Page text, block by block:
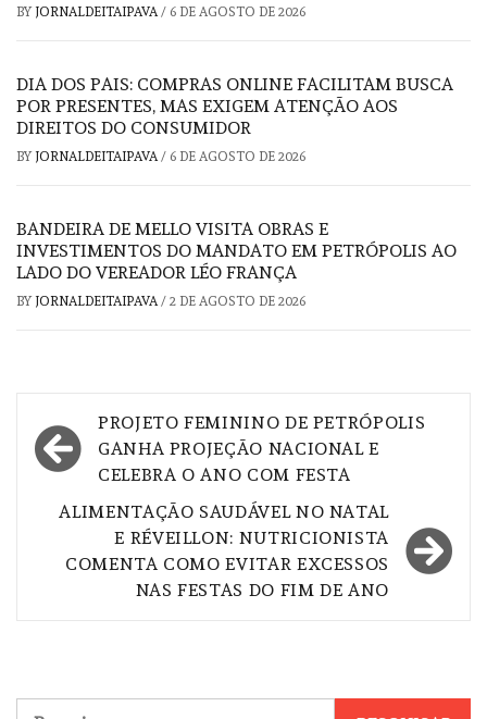
BY JORNALDEITAIPAVA/ 6 DE AGOSTO DE 2026
DIA DOS PAIS: COMPRAS ONLINE FACILITAM BUSCA
POR PRESENTES, MAS EXIGEM ATENÇÃO AOS
DIREITOS DO CONSUMIDOR
BY JORNALDEITAIPAVA/ 6 DE AGOSTO DE 2026
BANDEIRA DE MELLO VISITA OBRAS E
INVESTIMENTOS DO MANDATO EM PETRÓPOLIS AO
LADO DO VEREADOR LÉO FRANÇA
BY JORNALDEITAIPAVA/ 2 DE AGOSTO DE 2026
Navegação
de
PROJETO FEMININO DE PETRÓPOLIS
GANHA PROJEÇÃO NACIONAL E
CELEBRA O ANO COM FESTA
ALIMENTAÇÃO SAUDÁVEL NO NATAL
E RÉVEILLON: NUTRICIONISTA
COMENTA COMO EVITAR EXCESSOS
NAS FESTAS DO FIM DE ANO